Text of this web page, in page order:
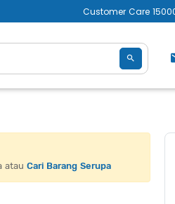
Customer Care
atauCari Barang Serupa